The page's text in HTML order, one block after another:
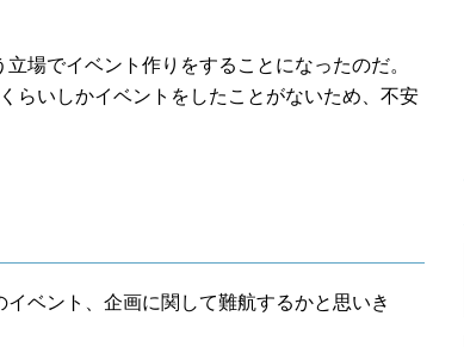
場でイベント作りをすることになったのだ。
らいしかイベントをしたことがないため、不安
ベント、企画に関して難航するかと思いき